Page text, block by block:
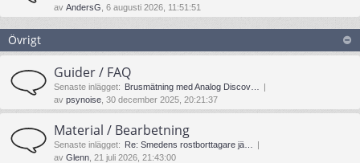
av AndersG , 6 augusti 2026, 11:51:51
Övrigt
Guider / FAQ
Senaste inlägget: Brusmätning med Analog Discov…
av psynoise , 30 december 2025, 20:21:37
Material / Bearbetning
Senaste inlägget: Re: Smedens rostborttagare jä…
av Glenn , 21 juli 2026, 21:43:00